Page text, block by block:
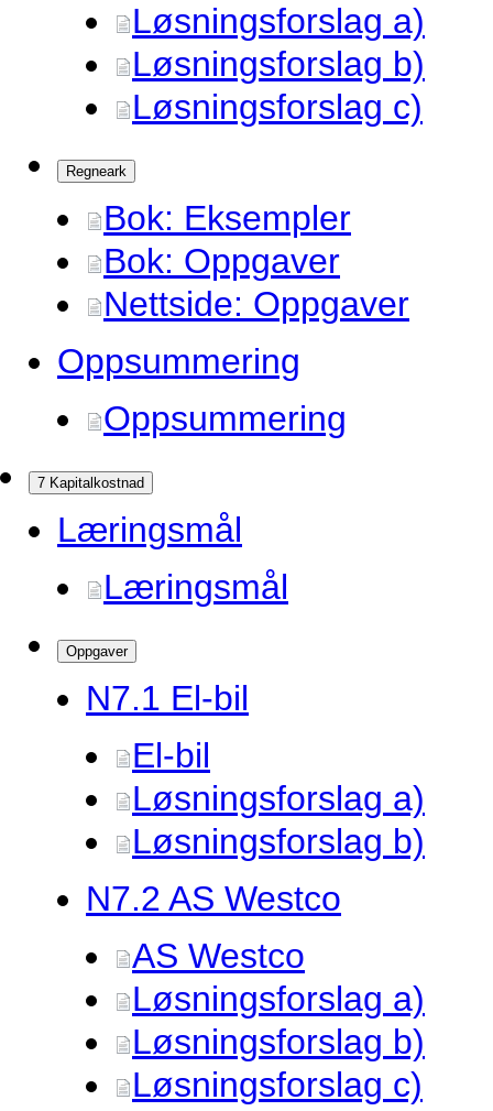
Løsningsforslag a)
Løsningsforslag b)
Løsningsforslag c)
Regneark
Bok: Eksempler
Bok: Oppgaver
Nettside: Oppgaver
Oppsummering
Oppsummering
7 Kapitalkostnad
Læringsmål
Læringsmål
Oppgaver
N7.1 El-bil
El-bil
Løsningsforslag a)
Løsningsforslag b)
N7.2 AS Westco
AS Westco
Løsningsforslag a)
Løsningsforslag b)
Løsningsforslag c)